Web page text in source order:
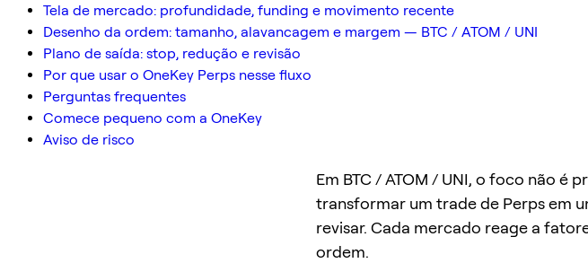
Tela de mercado: profundidade, funding e movimento recente
Desenho da ordem: tamanho, alavancagem e margem — BTC / ATOM / UNI
Plano de saída: stop, redução e revisão
Por que usar o OneKey Perps nesse fluxo
Perguntas frequentes
Comece pequeno com a OneKey
Aviso de risco
Em BTC / ATOM / UNI, o foco não é
transformar um trade de Perps em
revisar. Cada mercado reage a
ordem.